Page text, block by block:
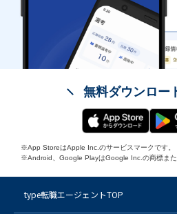
無料ダウンロー
※App StoreはApple Inc.のサービスマークです。
※Android、Google PlayはGoogle Inc.の商標また
type転職エージェントTOP